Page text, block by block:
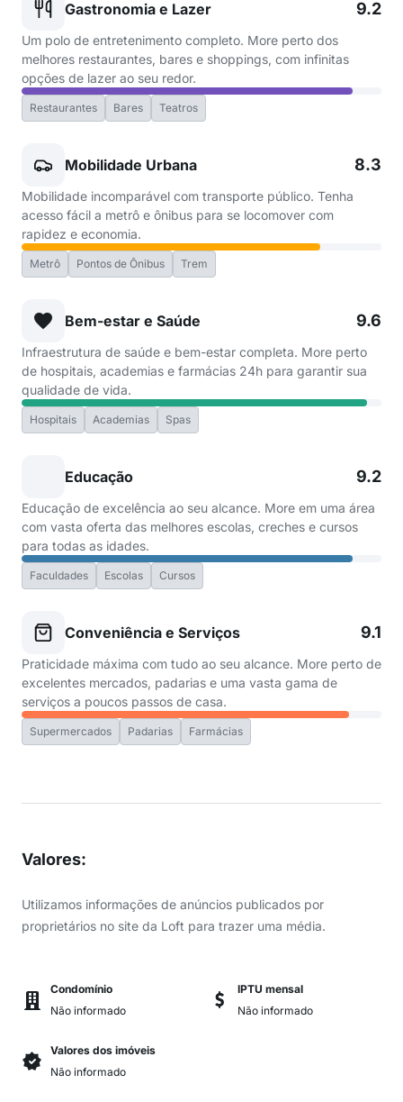
Gastronomia e Lazer 9.2
Um polo de entretenimento completo. More perto dos
melhores restaurantes, bares e shoppings, com infinitas
opções de lazer ao seu redor.
Restaurantes Bares Teatros
Mobilidade Urbana 8.3
Mobilidade incomparável com transporte público. Tenha
acesso fácil a metrô e ônibus para se locomover com
rapidez e economia.
Metrô Pontos de Ônibus Trem
Bem-estar e Saúde 9.6
Infraestrutura de saúde e bem-estar completa. More perto
de hospitais, academias e farmácias 24h para garantir sua
qualidade de vida.
Hospitais Academias Spas
Educação 9.2
Educação de excelência ao seu alcance. More em uma área
com vasta oferta das melhores escolas, creches e cursos
para todas as idades.
Faculdades Escolas Cursos
Conveniência e Serviços 9.1
Praticidade máxima com tudo ao seu alcance. More perto de
excelentes mercados, padarias e uma vasta gama de
serviços a poucos passos de casa.
Supermercados Padarias Farmácias
Valores:
Utilizamos informações de anúncios publicados por
proprietários no site da Loft para trazer uma média.
Condomínio
Não informado
IPTU mensal
Não informado
Valores dos imóveis
Não informado